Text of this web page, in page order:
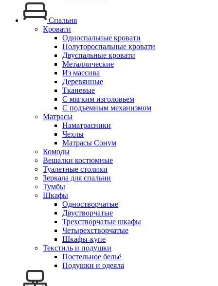
Спальня
Кровати
Односпальные кровати
Полутороспальные кровати
Двуспальные кровати
Металлические
Из массива
Деревянные
Тканевые
С мягким изголовьем
С подъемным механизмом
Матрасы
Наматрасники
Чехлы
Матрасы Сонум
Комоды
Вешалки костюмные
Туалетные столики
Зеркала для спальни
Тумбы
Шкафы
Одностворчатые
Двустворчатые
Трехстворчатые шкафы
Четырехстворчатые
Шкафы-купе
Текстиль и подушки
Постельное бельё
Подушки и одеяла